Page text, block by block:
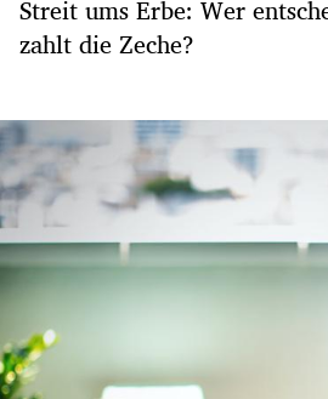
Streit ums Erbe: Wer
zahlt die Zeche?